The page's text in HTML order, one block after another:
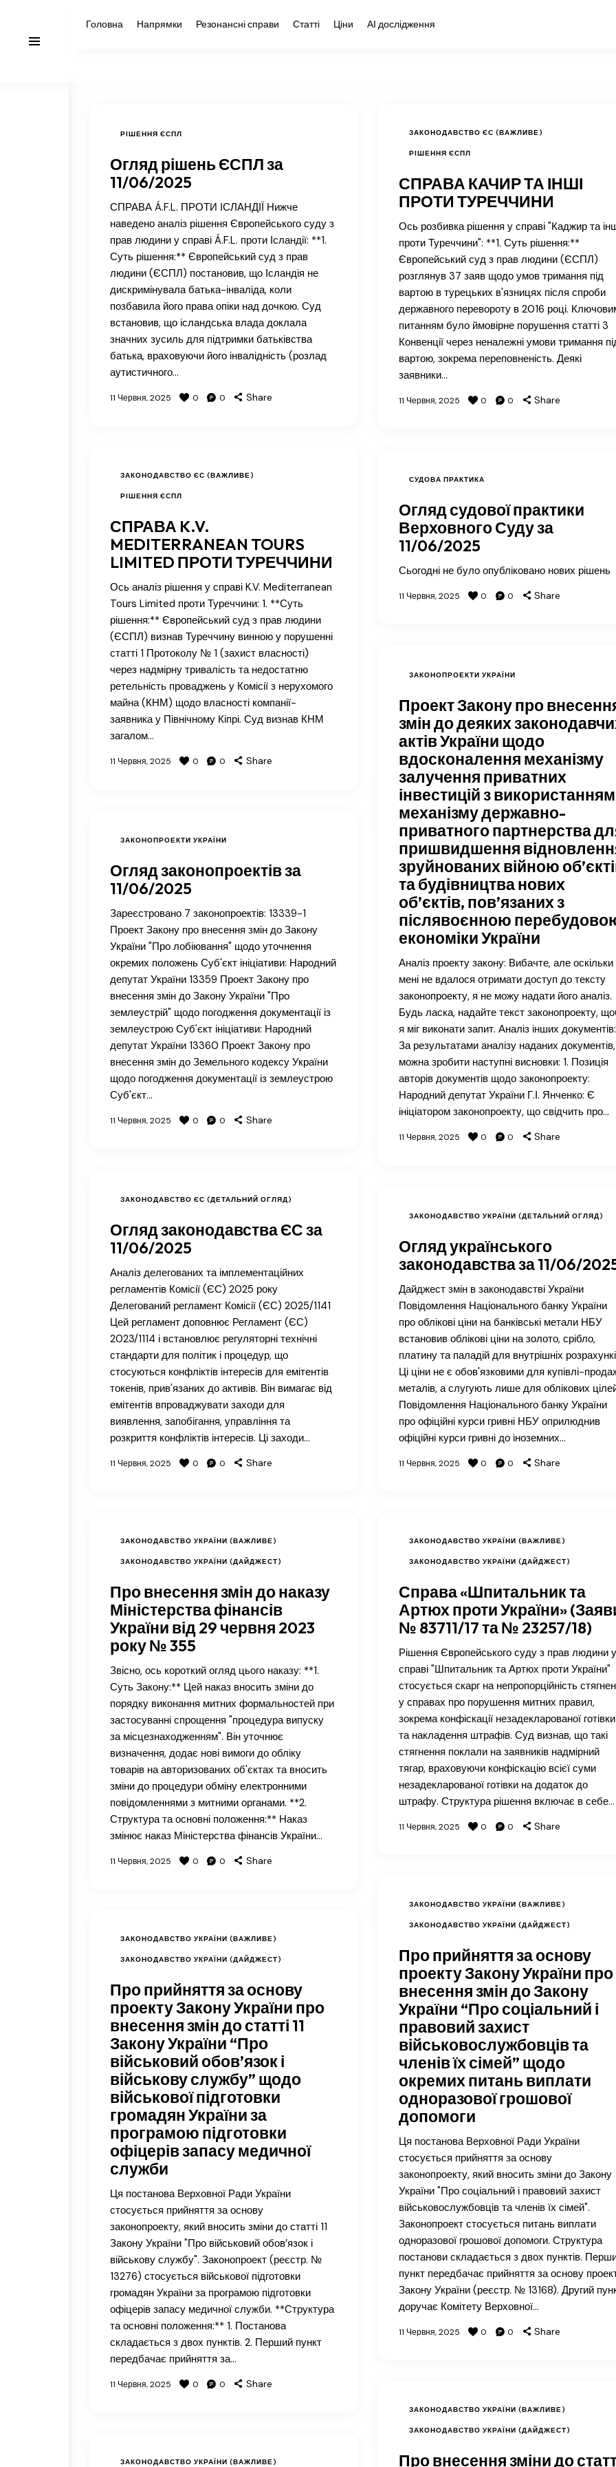
Головна Напрямки Резонансні справи Статті Ціни АІ дослідження
РІШЕННЯ ЄСПЛ
Огляд рішень ЄСПЛ за
11/06/2025
СПРАВА Á.F.L. ПРОТИ ІСЛАНДІЇ Нижче
наведено аналіз рішення Європейського суду з
прав людини у справі Á.F.L. проти Ісландії: **1.
Суть рішення:** Європейський суд з прав
людини (ЄСПЛ) постановив, що Ісландія не
дискримінувала батька-інваліда, коли
позбавила його права опіки над дочкою. Суд
встановив, що ісландська влада доклала
значних зусиль для підтримки батьківства
батька, враховуючи його інвалідність (розлад
аутистичного…
11 Червня, 2025 0 0 Share
ЗАКОНОДАВСТВО ЄС (ВАЖЛИВЕ)
РІШЕННЯ ЄСПЛ
СПРАВА КАЧИР ТА ІНШІ
ПРОТИ ТУРЕЧЧИНИ
Ось розбивка рішення у справі "Каджир та
проти Туреччини": **1. Суть рішення:**
Європейський суд з прав людини (ЄСПЛ)
розглянув 37 заяв щодо умов тримання під
вартою в турецьких в'язницях після спроби
державного перевороту в 2016 році.
питанням було ймовірне порушення статті 3
Конвенції через неналежні умови тримання
вартою, зокрема переповненість. Деякі
заявники…
11 Червня, 2025 0 0 Share
ЗАКОНОДАВСТВО ЄС (ВАЖЛИВЕ)
РІШЕННЯ ЄСПЛ
СПРАВА K.V.
MEDITERRANEAN TOURS
LIMITED ПРОТИ ТУРЕЧЧИНИ
Ось аналіз рішення у справі K.V. Mediterranean
Tours Limited проти Туреччини: 1. **Суть
рішення:** Європейський суд з прав людини
(ЄСПЛ) визнав Туреччину винною у порушенні
статті 1 Протоколу № 1 (захист власності)
через надмірну тривалість та недостатню
ретельність проваджень у Комісії з нерухомого
майна (КНМ) щодо власності компанії-
заявника у Північному Кіпрі. Суд визнав КНМ
загалом…
11 Червня, 2025 0 0 Share
СУДОВА ПРАКТИКА
Огляд судової практики
Верховного Суду за
11/06/2025
Сьогодні не було опубліковано нових рішень
11 Червня, 2025 0 0 Share
ЗАКОНОПРОЕКТИ УКРАЇНИ
Проект Закону про
змін до деяких
актів України щодо
вдосконалення механізму
залучення приватних
інвестицій з використанням
механізму державно-
приватного партнерства
пришвидшення
зруйнованих війною
та будівництва нових
об’єктів, пов’язаних з
післявоєнною
економіки України
Аналіз проекту закону: Вибачте, але оскільки
мені не вдалося отримати доступ до тексту
законопроекту, я не можу надати його аналіз.
Будь ласка, надайте текст законопроекту,
я міг виконати запит. Аналіз інших документів:
За результатами аналізу наданих документів,
можна зробити наступні висновки: 1. Позиція
авторів документів щодо законопроекту:
Народний депутат України Г.І. Янченко: Є
ініціатором законопроекту, що свідчить про…
11 Червня, 2025 0 0 Share
ЗАКОНОПРОЕКТИ УКРАЇНИ
Огляд законопроектів за
11/06/2025
Зареєстровано 7 законопроектів: 13339-1
Проект Закону про внесення змін до Закону
України "Про лобіювання" щодо уточнення
окремих положень Суб'єкт ініціативи: Народний
депутат України 13359 Проект Закону про
внесення змін до Закону України "Про
землеустрій" щодо погодження документації із
землеустрою Суб'єкт ініціативи: Народний
депутат України 13360 Проект Закону про
внесення змін до Земельного кодексу України
щодо погодження документації із землеустрою
Суб'єкт…
11 Червня, 2025 0 0 Share
ЗАКОНОДАВСТВО ЄС (ДЕТАЛЬНИЙ ОГЛЯД)
Огляд законодавства ЄС за
11/06/2025
Аналіз делегованих та імплементаційних
регламентів Комісії (ЄС) 2025 року
Делегований регламент Комісії (ЄС) 2025/1141
Цей регламент доповнює Регламент (ЄС)
2023/1114 і встановлює регуляторні технічні
стандарти для політик і процедур, що
стосуються конфліктів інтересів для емітентів
токенів, прив'язаних до активів. Він вимагає від
емітентів впроваджувати заходи для
виявлення, запобігання, управління та
розкриття конфліктів інтересів. Ці заходи…
11 Червня, 2025 0 0 Share
ЗАКОНОДАВСТВО УКРАЇНИ (ДЕТАЛЬНИЙ ОГЛЯД)
Огляд українського
законодавства за 11/06/
Дайджест змін в законодавстві України
Повідомлення Національного банку України
про облікові ціни на банківські метали НБУ
встановив облікові ціни на золото, срібло,
платину та паладій для внутрішніх
Ці ціни не є обов'язковими для купівлі-
металів, а слугують лише для облікових
Повідомлення Національного банку України
про офіційні курси гривні НБУ оприлюднив
офіційні курси гривні до іноземних…
11 Червня, 2025 0 0 Share
ЗАКОНОДАВСТВО УКРАЇНИ (ВАЖЛИВЕ)
ЗАКОНОДАВСТВО УКРАЇНИ (ДАЙДЖЕСТ)
Про внесення змін до наказу
Міністерства фінансів
України від 29 червня 2023
року № 355
Звісно, ось короткий огляд цього наказу: **1.
Суть Закону:** Цей наказ вносить зміни до
порядку виконання митних формальностей при
застосуванні спрощення "процедура випуску
за місцезнаходженням". Він уточнює
визначення, додає нові вимоги до обліку
товарів на авторизованих об'єктах та вносить
зміни до процедури обміну електронними
повідомленнями з митними органами. **2.
Структура та основні положення:** Наказ
змінює наказ Міністерства фінансів України…
11 Червня, 2025 0 0 Share
ЗАКОНОДАВСТВО УКРАЇНИ (ВАЖЛИВЕ)
ЗАКОНОДАВСТВО УКРАЇНИ (ДАЙДЖЕСТ)
Справа «Шпитальник та
Артюх проти України»
№ 83711/17 та № 23257/18)
Рішення Європейського суду з прав людини у
справі "Шпитальник та Артюх проти України"
стосується скарг на непропорційність
у справах про порушення митних правил,
зокрема конфіскації незадекларованої готівки
та накладення штрафів. Суд визнав, що такі
стягнення поклали на заявників надмірний
тягар, враховуючи конфіскацію всієї суми
незадекларованої готівки на додаток до
штрафу. Структура рішення включає в себе…
11 Червня, 2025 0 0 Share
ЗАКОНОДАВСТВО УКРАЇНИ (ВАЖЛИВЕ)
ЗАКОНОДАВСТВО УКРАЇНИ (ДАЙДЖЕСТ)
Про прийняття за основу
проекту Закону України про
внесення змін до Закону
України “Про соціальний і
правовий захист
військовослужбовців та
членів їх сімей” щодо
окремих питань виплати
одноразової грошової
допомоги
Ця постанова Верховної Ради України
стосується прийняття за основу
законопроекту, який вносить зміни до Закону
України "Про соціальний і правовий захист
військовослужбовців та членів їх сімей".
Законопроект стосується питань виплати
одноразової грошової допомоги. Структура
постанови складається з двох пунктів.
пункт передбачає прийняття за основу
Закону України (реєстр. № 13168). Другий
доручає Комітету Верховної…
11 Червня, 2025 0 0 Share
ЗАКОНОДАВСТВО УКРАЇНИ (ВАЖЛИВЕ)
ЗАКОНОДАВСТВО УКРАЇНИ (ДАЙДЖЕСТ)
Про прийняття за основу
проекту Закону України про
внесення змін до статті 11
Закону України “Про
військовий обов’язок і
військову службу” щодо
військової підготовки
громадян України за
програмою підготовки
офіцерів запасу медичної
служби
Ця постанова Верховної Ради України
стосується прийняття за основу
законопроекту, який вносить зміни до статті 11
Закону України "Про військовий обов’язок і
військову службу". Законопроект (реєстр. №
13276) стосується військової підготовки
громадян України за програмою підготовки
офіцерів запасу медичної служби. **Структура
та основні положення:** 1. Постанова
складається з двох пунктів. 2. Перший пункт
передбачає прийняття за…
11 Червня, 2025 0 0 Share
ЗАКОНОДАВСТВО УКРАЇНИ (ВАЖЛИВЕ)
ЗАКОНОДАВСТВО УКРАЇНИ (ДАЙДЖЕСТ)
Про внесення зміни до
ЗАКОНОДАВСТВО УКРАЇНИ (ВАЖЛИВЕ)